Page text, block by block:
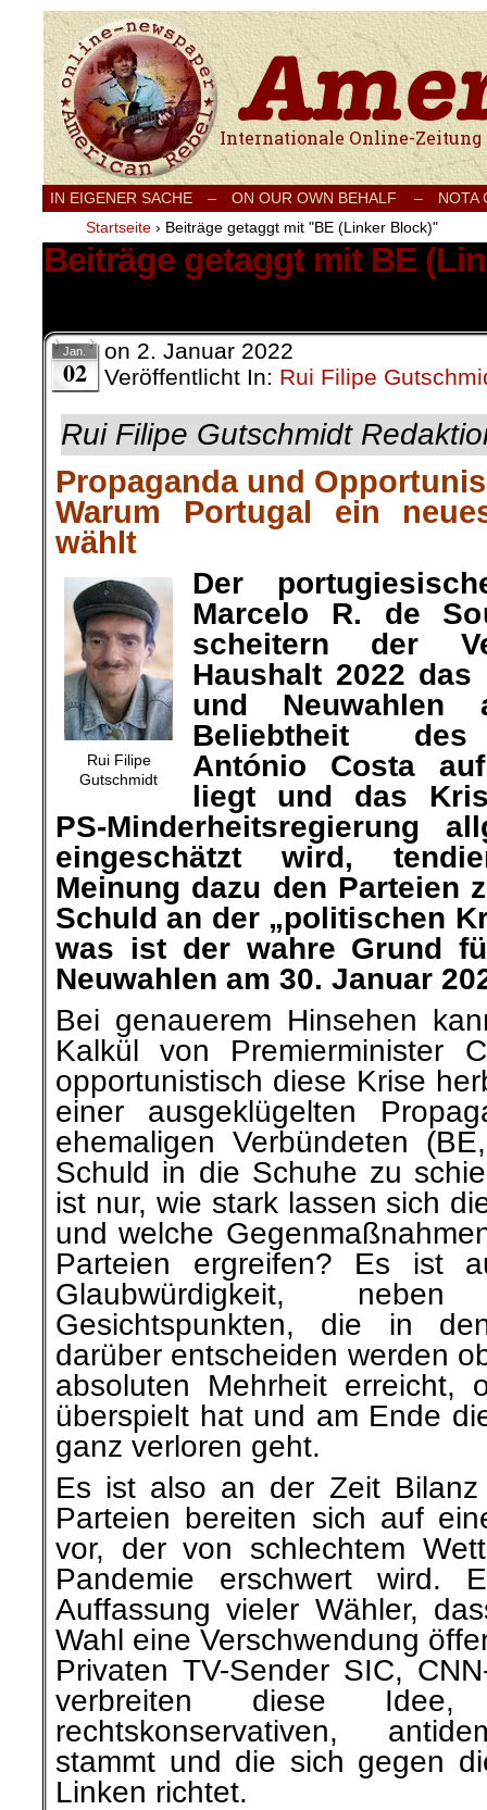
Internationale Onlinezeitung für Frieden,
IN EIGENER SACHE – ON OUR OWN BEHALF –
NOTA
Startseite › Beiträge getaggt mit "BE (Linker Block)"
Beiträge getaggt mit BE
Jan.
02
on 2. Januar 2022
Veröffentlicht In: Rui Filipe
Rui Filipe Gutschmidt
Propaganda und
Warum Portugal ein
wählt
Rui Filipe
Gutschmidt
Der
Marcelo R. de
scheitern der
Haushalt 2022
und Neuwahlen
Beliebtheit des
António Costa
liegt und das
PS-Minderheitsregierung
eingeschätzt wird,
Meinung dazu den Parteien
Schuld an der „politischen
was ist der wahre Grund
Neuwahlen am 30. Januar
Bei genauerem Hinsehen
Kalkül von Premierminister
opportunistisch diese Krise
einer ausgeklügelten
ehemaligen Verbündeten
Schuld in die Schuhe zu
ist nur, wie stark lassen sich
und welche
Parteien ergreifen? Es ist
Glaubwürdigkeit,
Gesichtspunkten, die in
darüber entscheiden werden
absoluten Mehrheit erreicht,
überspielt hat und am Ende
ganz verloren geht.
Es ist also an der Zeit
Parteien bereiten sich auf
vor, der von schlechtem
Pandemie erschwert wird.
Auffassung vieler Wähler,
Wahl eine Verschwendung
Privaten TV-Sender SIC,
verbreiten diese
rechtskonservativen,
stammt und die sich gegen
Linken richtet.